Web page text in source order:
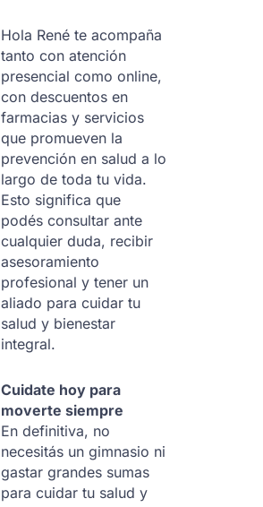
Hola René te acompaña
tanto con atención
presencial como online,
con descuentos en
farmacias y servicios
que promueven la
prevención en salud a lo
largo de toda tu vida.
Esto significa que
podés consultar ante
cualquier duda, recibir
asesoramiento
profesional y tener un
aliado para cuidar tu
salud y bienestar
integral.
Cuidate hoy para
moverte siempre
En definitiva, no
necesitás un gimnasio ni
gastar grandes sumas
para cuidar tu salud y